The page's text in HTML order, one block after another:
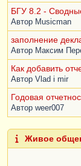
БГУ 8.2 -
Автор Musicman
заполнение
Автор Максим
Как добавить
Автор Vlad i mir
Годовая
Автор weer007
Живое